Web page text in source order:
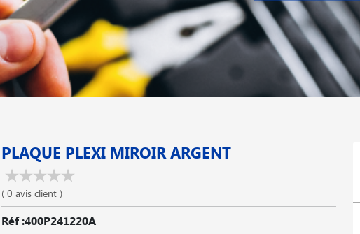
PLAQUE PLEXI MIROIR ARGENT
( 0 avis client )
Réf :400P241220A